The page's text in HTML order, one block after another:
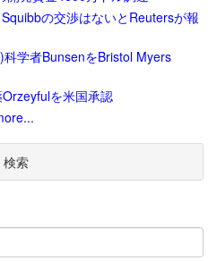
の交渉はないとReutersが報
学者BunsenをBristol Myers
を米国承認
検索